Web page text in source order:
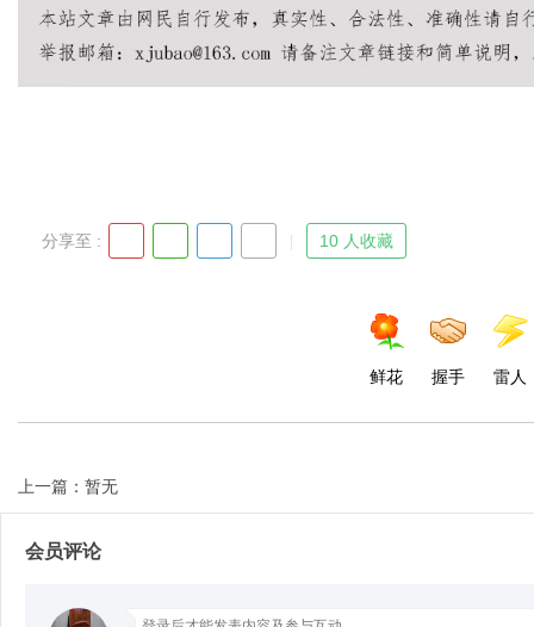
Bo
分享至 : 10 人收藏
鲜花 握手 雷人
上一篇：暂无
会员评论